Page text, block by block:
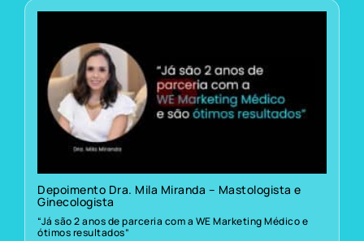
Depoimento Dra. Mila Miranda – Mastologista e
Ginecologista
“Já são 2 anos de parceria com a WE Marketing Médico e
ótimos resultados”